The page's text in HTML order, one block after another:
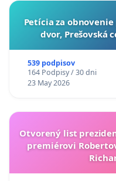
​Petícia za
dvor, Prešovská
539 podpisov
164 Podpisy / 30 dni
23 May 2026
Otvorený list
premiérovi